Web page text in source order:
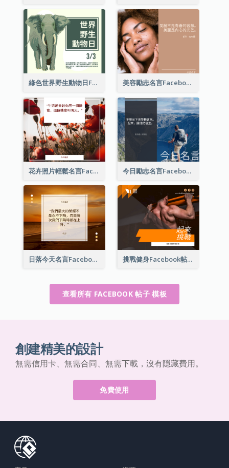
綠色世界野生動物日Facebook帖子 美容勵志名言Facebook帖子
花卉照片輕鬆名言Facebook帖子 今日勵志名言Facebook帖子
日落今天名言Facebook帖子 挑戰健身Facebook帖子
查看所有 FACEBOOK 帖子 模板
創建精美的設計
無需信用卡、無需合同、無需下載，沒有隱藏費用。
免費使用